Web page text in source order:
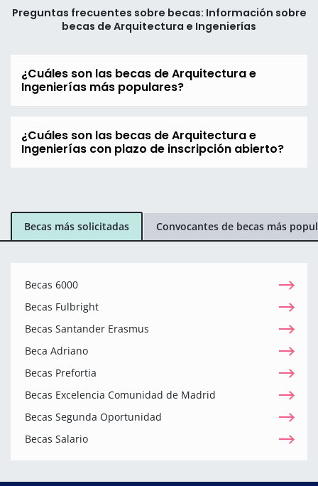
Preguntas frecuentes sobre becas: Información sobre
becas de Arquitectura e Ingenierías
¿Cuáles son las becas de Arquitectura e
Ingenierías más populares?
¿Cuáles son las becas de Arquitectura e
Ingenierías con plazo de inscripción abierto?
Becas más solicitadas Convocantes de becas más
Becas 6000
Becas Fulbright
Becas Santander Erasmus
Beca Adriano
Becas Prefortia
Becas Excelencia Comunidad de Madrid
Becas Segunda Oportunidad
Becas Salario